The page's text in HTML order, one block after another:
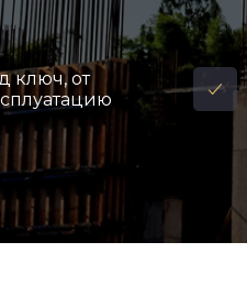
ключ, от